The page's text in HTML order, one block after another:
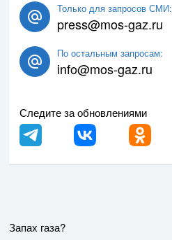
Только для запросов СМИ:
press@mos-gaz.ru
По остальным запросам:
info@mos-gaz.ru
Следите за обновлениями
Запах газа?